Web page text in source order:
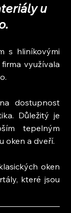
u
s hliníkovými
využívala
dostupnost
Důležitý je
tepelným
oken a dveří.
oken
které jsou